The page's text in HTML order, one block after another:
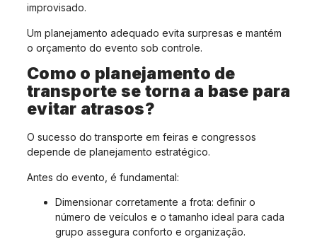
improvisado.
Um planejamento adequado evita surpresas e mantém
o orçamento do evento sob controle.
Como o planejamento de
transporte se torna a base para
evitar atrasos?
O sucesso do transporte em feiras e congressos
depende de planejamento estratégico.
Antes do evento, é fundamental:
Dimensionar corretamente a frota: definir o
número de veículos e o tamanho ideal para cada
grupo assegura conforto e organização.